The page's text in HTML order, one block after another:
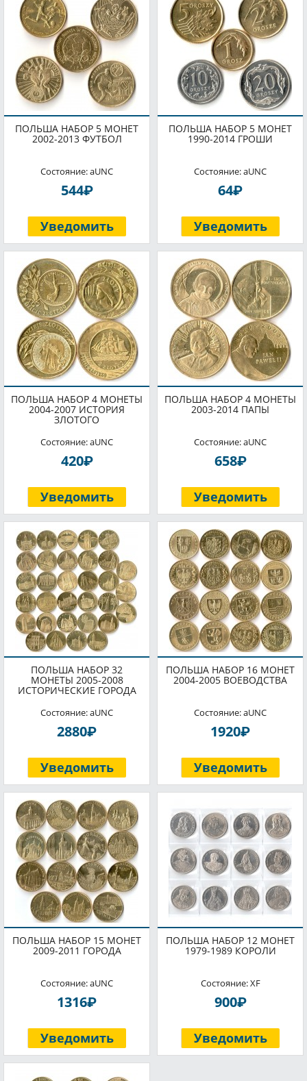
ПОЛЬША НАБОР 5 МОНЕТ
2002-2013 ФУТБОЛ
Состояние: aUNC
544P
Уведомить
ПОЛЬША НАБОР 5 МОНЕТ
1990-2014 ГРОШИ
Состояние: aUNC
64P
Уведомить
ПОЛЬША НАБОР 4 МОНЕТЫ
2004-2007 ИСТОРИЯ
ЗЛОТОГО
Состояние: aUNC
420P
Уведомить
ПОЛЬША НАБОР 4 МОНЕТЫ
2003-2014 ПАПЫ
Состояние: aUNC
658P
Уведомить
ПОЛЬША НАБОР 32
МОНЕТЫ 2005-2008
ИСТОРИЧЕСКИЕ ГОРОДА
Состояние: aUNC
2880P
Уведомить
ПОЛЬША НАБОР 16 МОНЕТ
2004-2005 ВОЕВОДСТВА
Состояние: aUNC
1920P
Уведомить
ПОЛЬША НАБОР 15 МОНЕТ
2009-2011 ГОРОДА
Состояние: aUNC
1316P
Уведомить
ПОЛЬША НАБОР 12 МОНЕТ
1979-1989 КОРОЛИ
Состояние: XF
900P
Уведомить